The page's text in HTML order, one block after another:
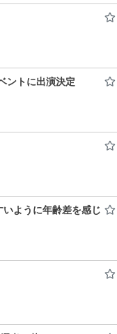
ントに出演決定
いように年齢差を感じ